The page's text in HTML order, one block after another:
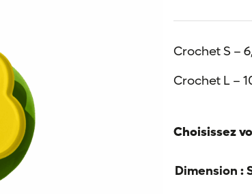
Crochet S –
Crochet L –
Choisissez
Dimension :